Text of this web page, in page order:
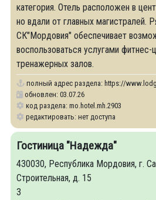
категория. Отель расположен в
но вдали от главных магистралей.
СК"Мордовия" обеспечивает
воспользоваться услугами фитнес-
тренажерных залов.
полный адрес раздела: https://
обновлен: 03.07.26
код раздела: mo.hotel.mh.2903
редактировать: нет доступа
Гостиница "Надежда"
430030, Республика Мордовия, г.
Строительная, д. 15
3